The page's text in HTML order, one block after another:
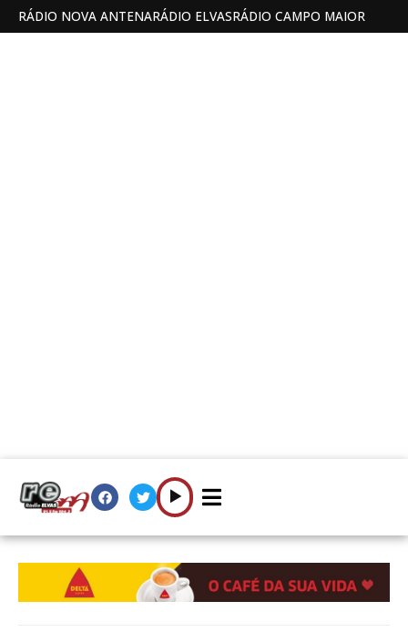
RÁDIO NOVA ANTENARÁDIO ELVASRÁDIO CAMPO MAIOR